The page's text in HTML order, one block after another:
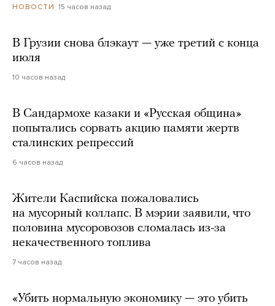
НОВОСТИ 15 часов назад
В Грузии снова блэкаут — уже третий с конца
июля
10 часов назад
В Сандармохе казаки и «Русская община»
попытались сорвать акцию памяти жертв
сталинских репрессий
6 часов назад
Жители Каспийска пожаловались
на мусорный коллапс. В мэрии заявили, что
половина мусоровозов сломалась из-за
некачественного топлива
7 часов назад
«Убить нормальную экономику — это убить